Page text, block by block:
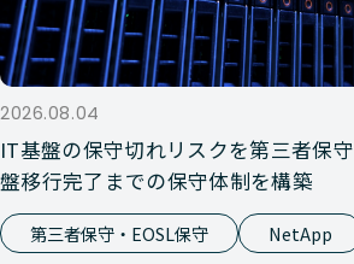
2026.08.04
IT基盤の保守切れリスクを第三者保
盤移行完了までの保守体制を構築
第三者保守・EOSL保守 NetApp